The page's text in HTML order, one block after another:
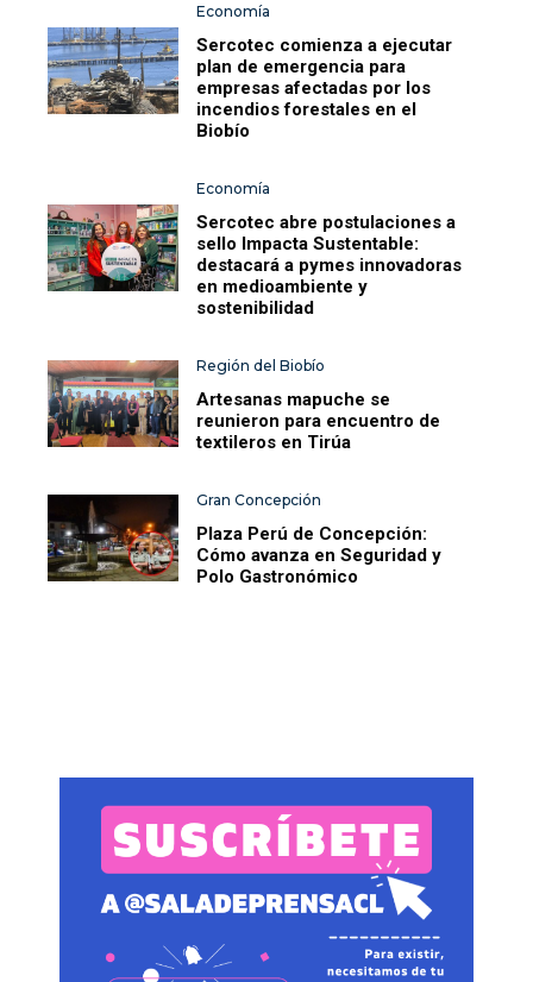
Economía
Sercotec comienza a ejecutar
plan de emergencia para
empresas afectadas por los
incendios forestales en el
Biobío
Economía
Sercotec abre postulaciones a
sello Impacta Sustentable:
destacará a pymes innovadoras
en medioambiente y
sostenibilidad
Región del Biobío
Artesanas mapuche se
reunieron para encuentro de
textileros en Tirúa
Gran Concepción
Plaza Perú de Concepción:
Cómo avanza en Seguridad y
Polo Gastronómico